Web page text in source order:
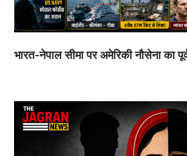
भारत-नेपाल सीमा पर अमेरिकी नौसेना का